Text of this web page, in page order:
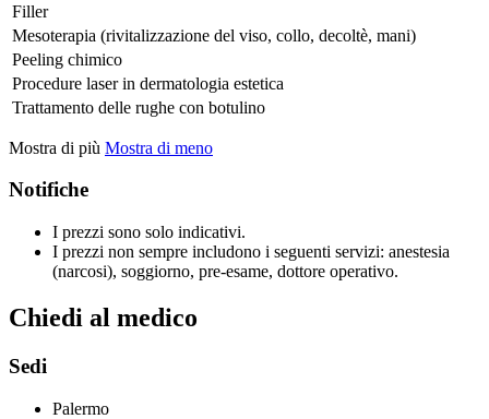
Filler
Mesoterapia (rivitalizzazione del viso, collo, decoltè, mani)
Peeling chimico
Procedure laser in dermatologia estetica
Trattamento delle rughe con botulino
Mostra di più Mostra di meno
Notifiche
I prezzi sono solo indicativi.
I prezzi non sempre includono i seguenti servizi: anestesia
(narcosi), soggiorno, pre-esame, dottore operativo.
Chiedi al medico
Sedi
Palermo